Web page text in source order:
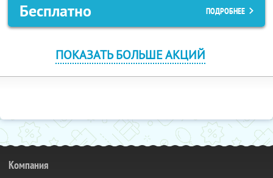
Бесплатно ПОДРОБНЕЕ
ПОКАЗАТЬ БОЛЬШЕ АКЦИЙ
Компания